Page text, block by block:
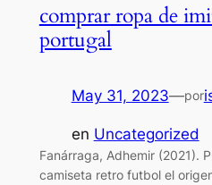
comprar ropa de
portugal
May 31, 2023—por
en Uncategorized
Fanárraga, Adhemir (2021).
camiseta retro futbol el